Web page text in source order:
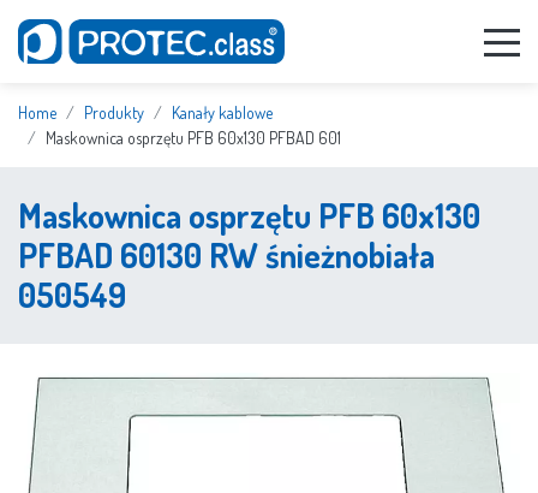
Home Produkty
Kanały kablowe
Maskownica osprzętu PFB 60x130 PFBAD 601
Maskownica osprzętu PFB 60x130
PFBAD 60130 RW śnieżnobiała
050549